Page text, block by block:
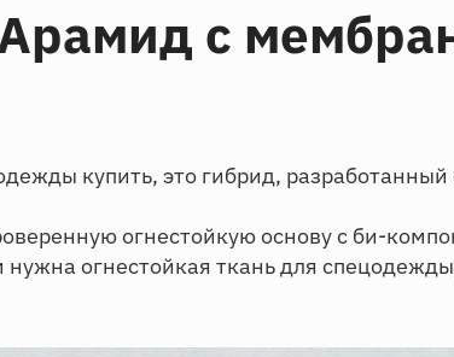
с
купить, это гибрид,
огнестойкую основу с би-
огнестойкая ткань для